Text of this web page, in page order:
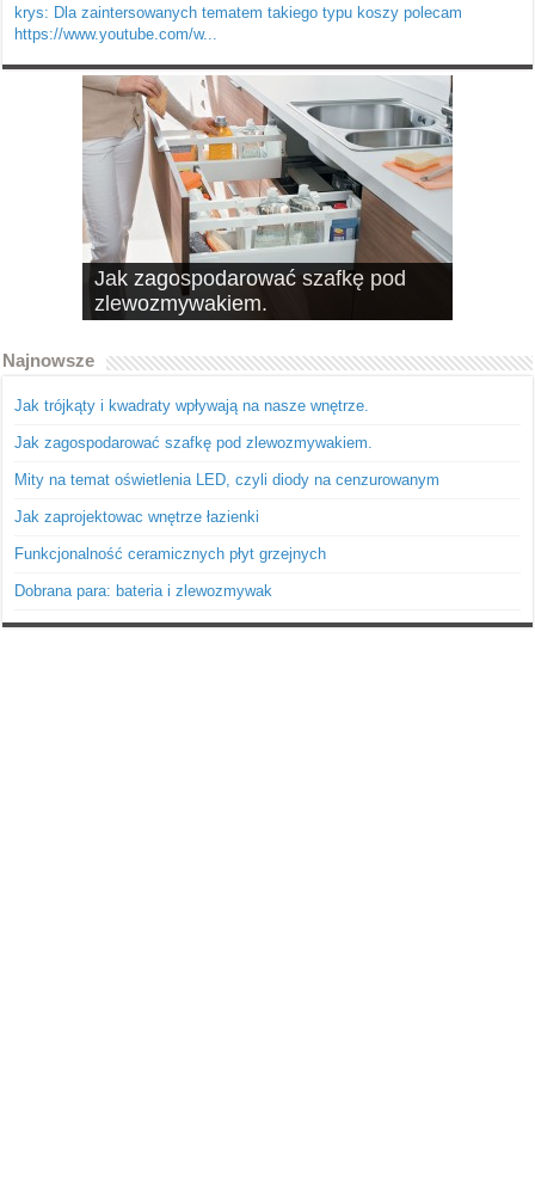
krys: Dla zaintersowanych tematem takiego typu koszy polecam
https://www.youtube.com/w...
Jak zagospodarować szafkę pod
zlewozmywakiem.
10 pomysłów na schowki, czyli
dobrze wykorzystana przestrzeń
Najnowsze
Jak trójkąty i kwadraty wpływają na nasze wnętrze.
Jak zagospodarować szafkę pod zlewozmywakiem.
Mity na temat oświetlenia LED, czyli diody na cenzurowanym
Jak zaprojektowac wnętrze łazienki
Funkcjonalność ceramicznych płyt grzejnych
Dobrana para: bateria i zlewozmywak